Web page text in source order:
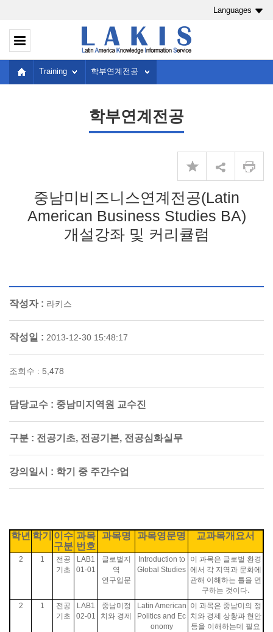
Languages
Training 학부연계전공
학부연계전공
중남미비즈니스연계전공(Latin
American Business Studies BA)
개설강좌 및 커리큘럼
작성자 : 라키스
작성일 : 2013-12-30 15:48:17
조회수 : 5,478
담당교수 : 중남미지역원 교수진
구분 : 전공기초, 전공기본, 전공심화실무
강의일시 : 학기 중 주간수업
학년 학기 이수
구분
과목
번호
과목명 과목영문명 교과목개요서
2 1
전공
기초
LAB1
01-01
글로벌지
역
연구입문
Introduction to
Global Studies
이 과목은 글로벌 환경
에서 각 지역과 문화에
관해 이해하는 틀을 연
구하는 것이다.
2 1
전공
기초
LAB1
02-01
중남미정
치와 경제
Latin American
Politics and Ec
onomy
이 과목은 중남미의 정
치와 경제 상황과 현안
등을 이해하는데 필요